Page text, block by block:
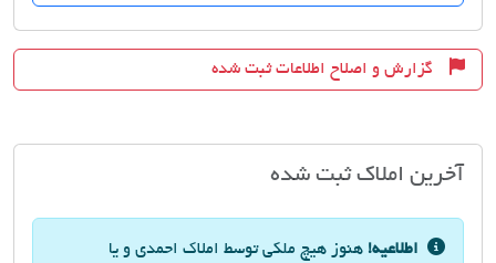
گزارش و اصلاح اطلاعات ثبت شده
آخرین املاک ثبت شده
اطلاعیه! هنوز هیچ ملکی توسط املاک احمدی و یا